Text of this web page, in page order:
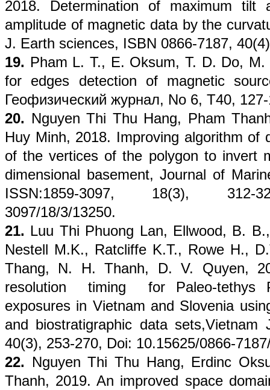
2018. Determination of maximum tilt
amplitude of magnetic data by the
J. Earth sciences, ISBN 0866-7187,
19. Pham L. T., E. Oksum, T. D. Do,
for edges detection of magnetic
Геофизический журнал, No 6, T40,
20. Nguyen Thi Thu Hang, Pham
Huy Minh, 2018. Improving algorithm of
of the vertices of the polygon to invert
dimensional basement, Journal of
ISSN:1859-3097, 18(3), 312-
3097/18/3/13250.
21. Luu Thi Phuong Lan, Ellwood, B.
Nestell M.K., Ratcliffe K.T., Rowe H.,
Thang, N. H. Thanh, D. V. Quyen,
resolution timing for Paleo-tethys
exposures in Vietnam and Slovenia
and biostratigraphic data sets,Vietnam
40(3), 253-270, Doi: 10.15625/0866-
22. Nguyen Thi Thu Hang, Erdinc
Thanh, 2019. An improved space